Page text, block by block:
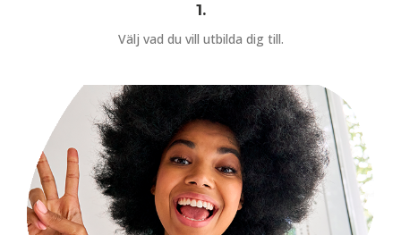
1.
Välj vad du vill utbilda dig till.